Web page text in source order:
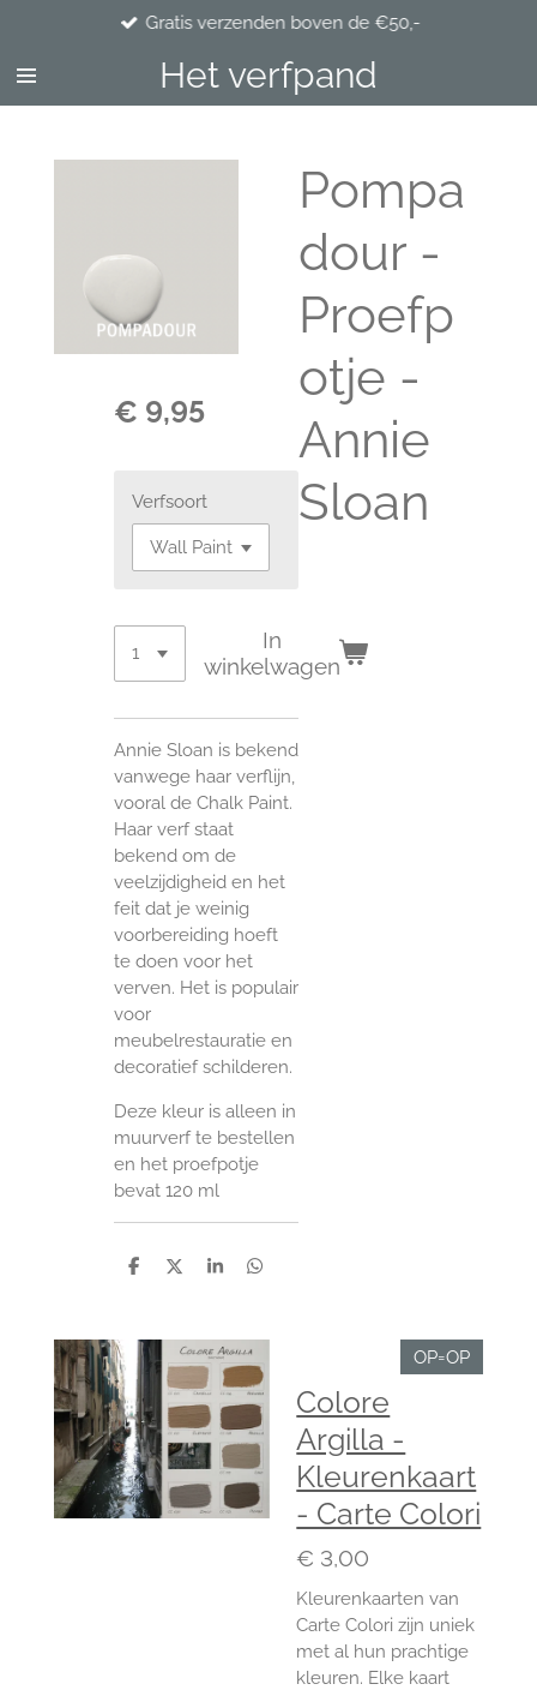
naar
de
Het verfpand
Gratis verzenden boven de €50,-
Pompa
dour -
Proefp
otje -
Annie
Sloan
€ 9,95
Verfsoort
In
winkelwagen
Annie Sloan is bekend
vanwege haar verflijn,
vooral de Chalk Paint.
Haar verf staat
bekend om de
veelzijdigheid en het
feit dat je weinig
voorbereiding hoeft
te doen voor het
verven. Het is populair
voor
meubelrestauratie en
decoratief schilderen.
Deze kleur is alleen in
muurverf te bestellen
en het proefpotje
bevat 120 ml
D
n
D
S
e
D
n
OP=OP
Colore
Argilla -
Kleurenkaart
- Carte Colori
€ 3,00
Kleurenkaarten van
Carte Colori zijn uniek
met al hun prachtige
kleuren. Elke kaart